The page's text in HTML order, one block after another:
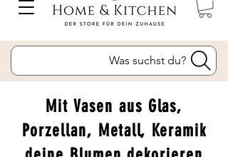
Was suchst du?
Mit Vasen aus Glas,
Porzellan, Metall, Keramik